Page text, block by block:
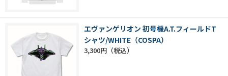
エヴァンゲリオン 初号機A.T.フィールドT
シャツ/WHITE（COSPA）
3,300円